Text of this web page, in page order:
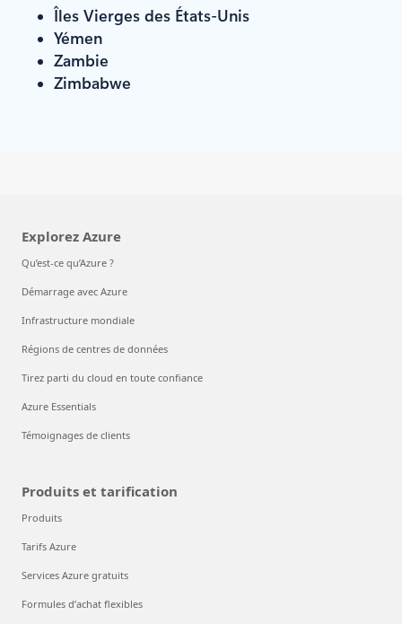
Îles Vierges des États-Unis
Yémen
Zambie
Zimbabwe
Explorez Azure
Qu’est-ce qu’Azure ?
Démarrage avec Azure
Infrastructure mondiale
Régions de centres de données
Tirez parti du cloud en toute confiance
Azure Essentials
Témoignages de clients
Produits et tarification
Produits
Tarifs Azure
Services Azure gratuits
Formules d’achat flexibles